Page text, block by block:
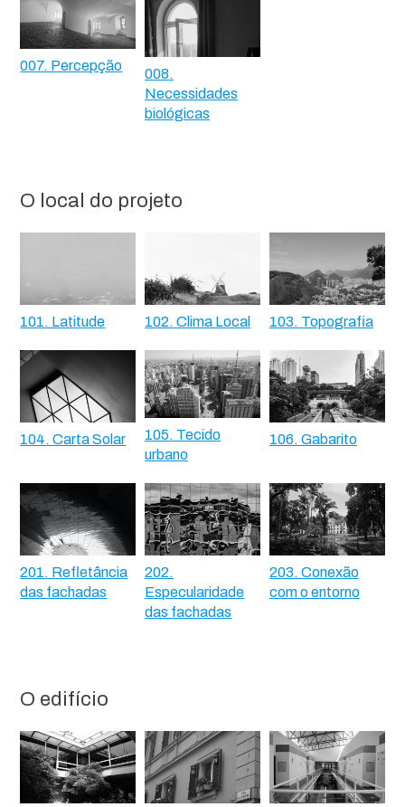
007. Percepção
008.
Necessidades
biológicas
O local do projeto
101. Latitude 102. Clima Local 103. Topografia
104. Carta Solar
105. Tecido
urbano
106. Gabarito
201. Refletância
das fachadas
202.
Especularidade
das fachadas
203. Conexão
com o entorno
O edifício